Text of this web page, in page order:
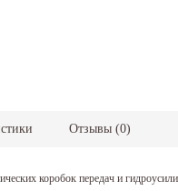
Отзывы (0)
коробок передач и